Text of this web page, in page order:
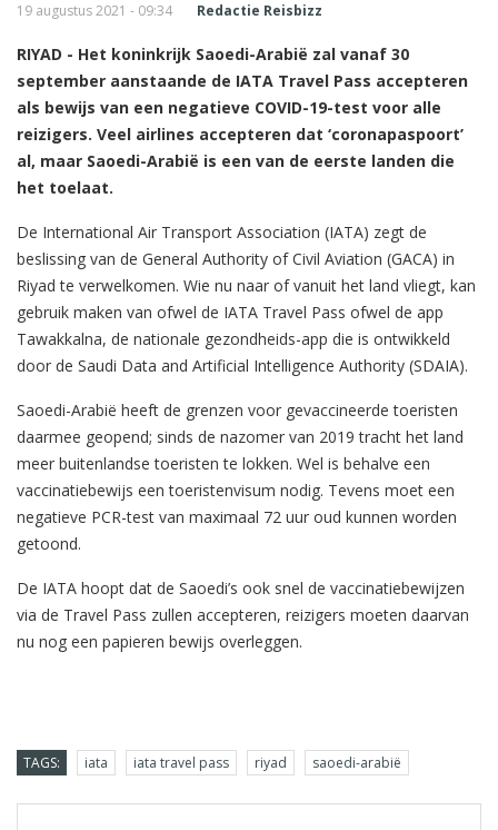
19 augustus 2021 - 09:34 Redactie Reisbizz
RIYAD - Het koninkrijk Saoedi-Arabië zal vanaf 30
september aanstaande de IATA Travel Pass accepteren
als bewijs van een negatieve COVID-19-test voor alle
reizigers. Veel airlines accepteren dat ‘coronapaspoort’
al, maar Saoedi-Arabië is een van de eerste landen die
het toelaat.
De International Air Transport Association (IATA) zegt de
beslissing van de General Authority of Civil Aviation (GACA) in
Riyad te verwelkomen. Wie nu naar of vanuit het land vliegt, kan
gebruik maken van ofwel de IATA Travel Pass ofwel de app
Tawakkalna, de nationale gezondheids-app die is ontwikkeld
door de Saudi Data and Artificial Intelligence Authority (SDAIA).
Saoedi-Arabië heeft de grenzen voor gevaccineerde toeristen
daarmee geopend; sinds de nazomer van 2019 tracht het land
meer buitenlandse toeristen te lokken. Wel is behalve een
vaccinatiebewijs een toeristenvisum nodig. Tevens moet een
negatieve PCR-test van maximaal 72 uur oud kunnen worden
getoond.
De IATA hoopt dat de Saoedi’s ook snel de vaccinatiebewijzen
via de Travel Pass zullen accepteren, reizigers moeten daarvan
nu nog een papieren bewijs overleggen.
TAGS: iata iata travel pass riyad saoedi-arabië